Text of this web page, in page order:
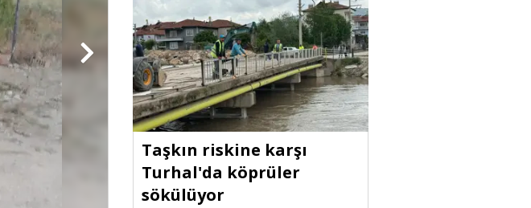
Taşkın riskine karşı
Turhal'da köprüler
sökülüyor